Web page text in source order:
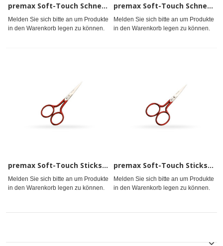
premax Soft-Touch Schneiderschere (leicht) 18cm
Melden Sie sich bitte an um Produkte
in den Warenkorb legen zu können.
premax Soft-Touch Schneiderschere (schwer) 25,5cm
Melden Sie sich bitte an um Produkte
in den Warenkorb legen zu können.
premax Soft-Touch Stickschere 10cm
Melden Sie sich bitte an um Produkte
in den Warenkorb legen zu können.
premax Soft-Touch Stickschere 9cm
Melden Sie sich bitte an um Produkte
in den Warenkorb legen zu können.